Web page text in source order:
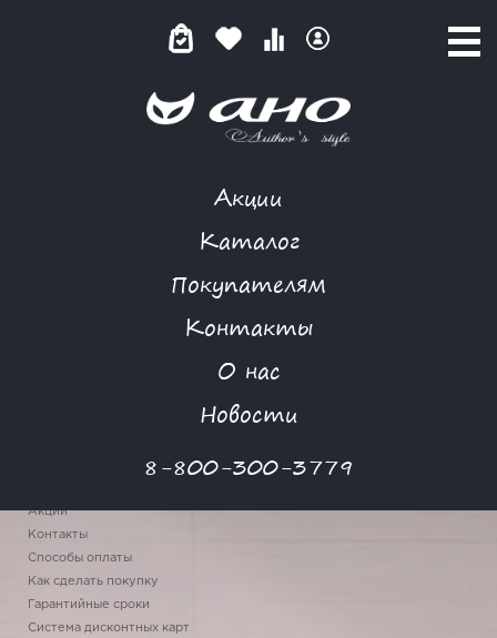
Акции
Каталог
Покупателям
Контакты
О нас
Новости
8-800-300-3779
КОМБИНЕЗОН
Акции
Контакты
Способы оплаты
Как сделать покупку
Гарантийные сроки
Система дисконтных карт